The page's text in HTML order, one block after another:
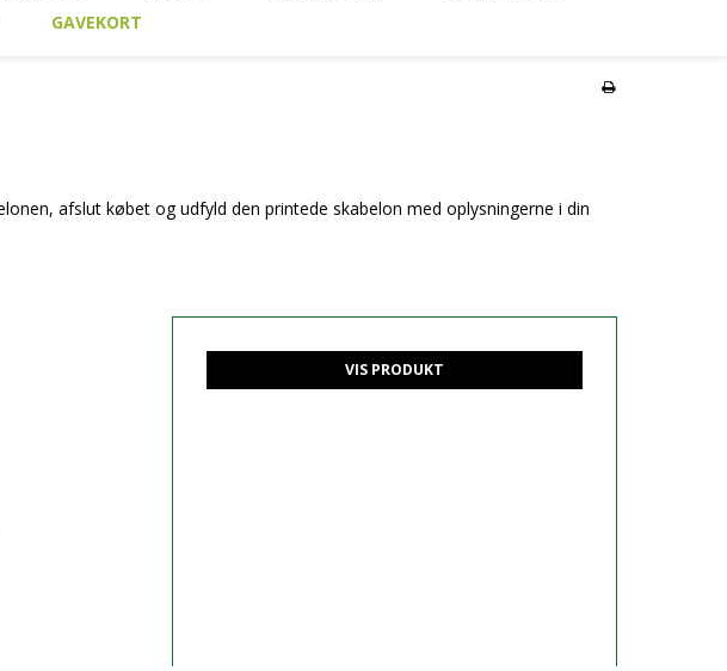
GAVEKORT
afslut købet og udfyld den printede skabelon med oplysningerne i din
VIS PRODUKT